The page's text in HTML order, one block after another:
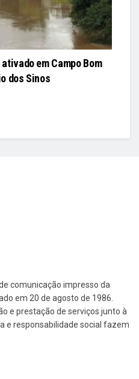
em Campo Bom
dos Sinos
comunicação impresso da
em 20 de agosto de 1986.
e prestação de serviços junto à
e responsabilidade social fazem